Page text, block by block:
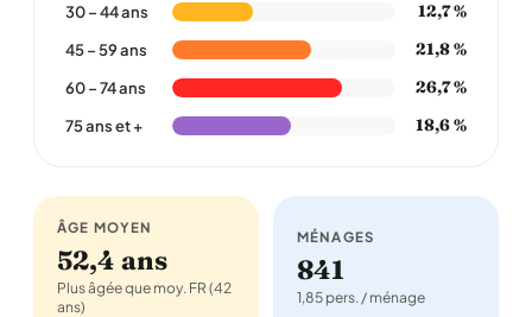
30 – 44 ans 12,7 %
45 – 59 ans 21,8 %
60 – 74 ans 26,7 %
75 ans et + 18,6 %
ÂGE MOYEN
52,4 ans
Plus âgée que moy. FR (42
ans)
MÉNAGES
841
1,85 pers. / ménage